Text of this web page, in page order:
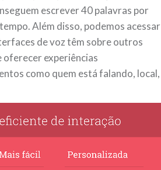
escrever 40 palavras por
Além disso, podemos acessar
de voz têm sobre outros
oferecer experiências
como quem está falando, local,